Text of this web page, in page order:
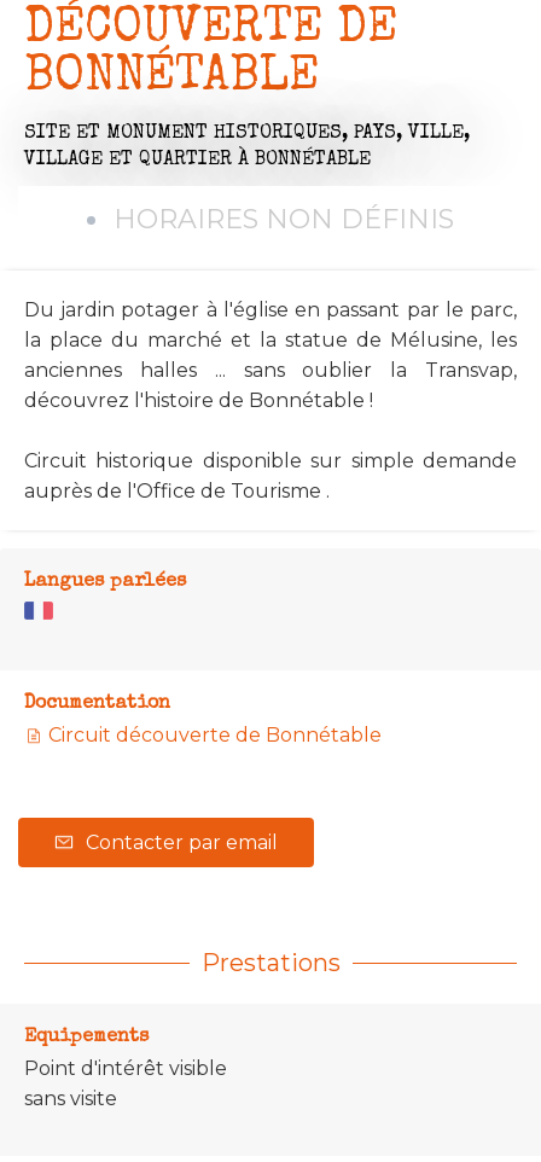
DÉCOUVERTE DE
BONNÉTABLE
SITE ET MONUMENT HISTORIQUES, PAYS, VILLE,
VILLAGE ET QUARTIER À BONNÉTABLE
HORAIRES NON DÉFINIS
Du jardin potager à l'église en passant par le parc,
la place du marché et la statue de Mélusine, les
anciennes halles ... sans oublier la Transvap,
découvrez l'histoire de Bonnétable !
Circuit historique disponible sur simple demande
auprès de l'Office de Tourisme .
Langues parlées
Documentation
Circuit découverte de Bonnétable
Contacter par email
Prestations
Equipements
Point d'intérêt visible
sans visite